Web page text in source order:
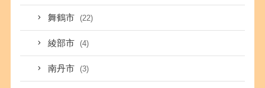
舞鶴市 (22)
綾部市 (4)
南丹市 (3)